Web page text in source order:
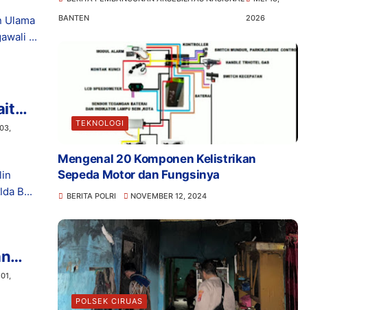
Ulama
...
B...
BANTEN
2026
TEKNOLOGI
Mengenal 20 Komponen Kelistrikan
Sepeda Motor dan Fungsinya
BERITA POLRI NOVEMBER 12, 2024
POLSEK CIRUAS